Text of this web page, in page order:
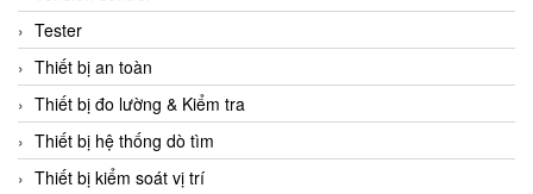
Tester
Thiết bị an toàn
Thiết bị đo lường & Kiểm tra
Thiết bị hệ thống dò tìm
Thiết bị kiểm soát vị trí